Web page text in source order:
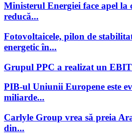
Ministerul Energiei face apel la
reducă...
Fotovoltaicele, pilon de
energetic în...
Grupul PPC a realizat un
PIB-ul Uniunii Europene este
miliarde...
Carlyle Group vrea să preia
din...